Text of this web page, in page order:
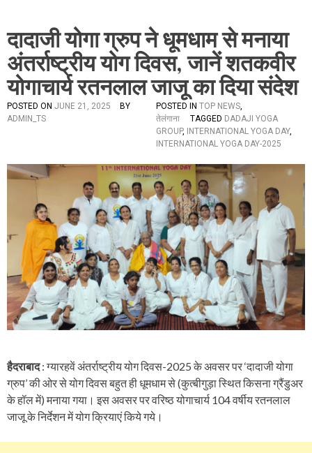
दादाजी योगा ग्रुप ने धूमधाम से मनाया
अंतर्राष्ट्रीय योग दिवस, जानें शतकवीर
योगाचार्य रतनलाल जाजू का दिया संदेश
POSTED ON JUNE 21, 2025
BY
ADMIN_TS
POSTED IN TOP NEWS,
तेलंगाना
TAGGED DADAJI YOGA
GROUP, INTERNATIONAL YOGA DAY,
INTERNATIONAL YOGA DAY-2025
हैदराबाद: ग्यारहवें अंतर्राष्ट्रीय योग दिवस-2025 के अवसर पर ‘दादाजी योगा
ग्रुप’ की ओर से योग दिवस बहुत ही धूमधाम से (कुत्बीगुड़ा स्थित किसना ग्रैंडुअर
के हॉल में) मनाया गया। इस अवसर पर वरिष्ठ योगाचार्य 104 वर्षीय रतनलाल
जाजू के निर्देशन में योग क्रियाएं किये गये।